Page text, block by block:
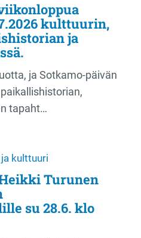
kulttuurin,
ja
ja Sotkamo-päivän
tapaht…
kulttuuri
Turunen
su 28.6. klo